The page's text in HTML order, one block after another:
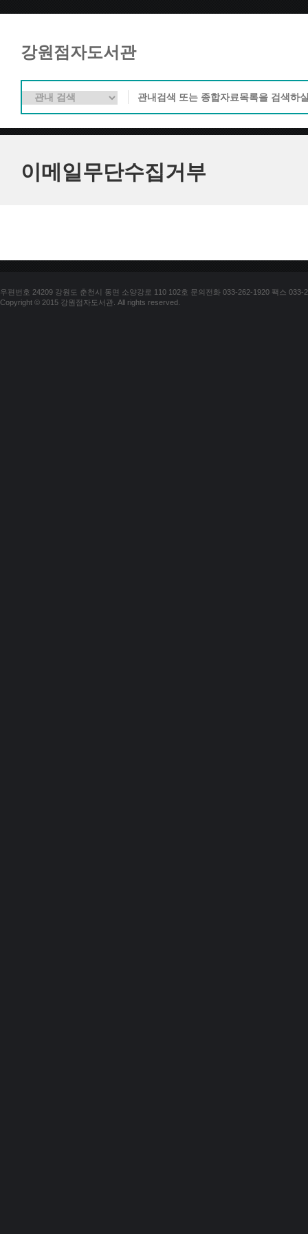
강원점자도서관
이메일무단수집거부
우편번호 24209 강원도 춘천시 동면 소양강로 110 102호 문의전화 033-262-1920 팩스 033-
Copyright © 2015 강원점자도서관. All rights reserved.